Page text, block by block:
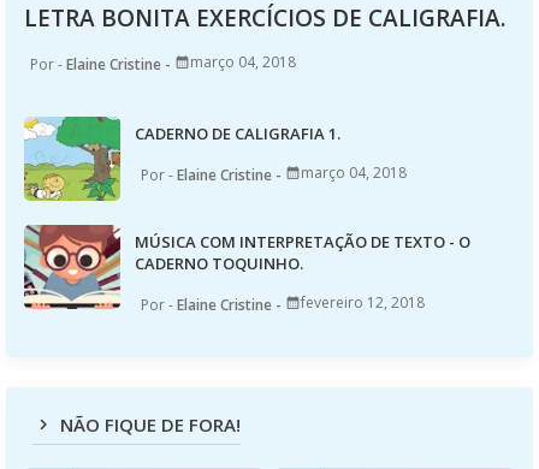
LETRA BONITA EXERCÍCIOS DE CALIGRAFIA.
Elaine Cristine março 04, 2018
CADERNO DE CALIGRAFIA 1.
Elaine Cristine março 04, 2018
MÚSICA COM INTERPRETAÇÃO DE TEXTO - O
CADERNO TOQUINHO.
Elaine Cristine fevereiro 12, 2018
NÃO FIQUE DE FORA!